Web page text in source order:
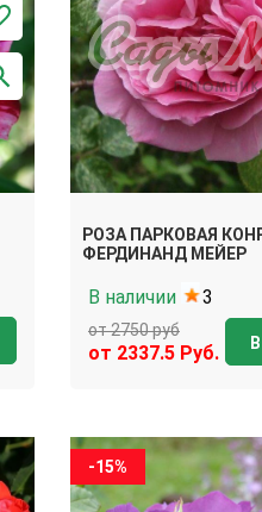
РОЗА ПАРКОВАЯ
ФЕРДИНАНД МЕЙЕР
В наличии 3
от 2750 руб
от 2337.5 Руб.
-15%